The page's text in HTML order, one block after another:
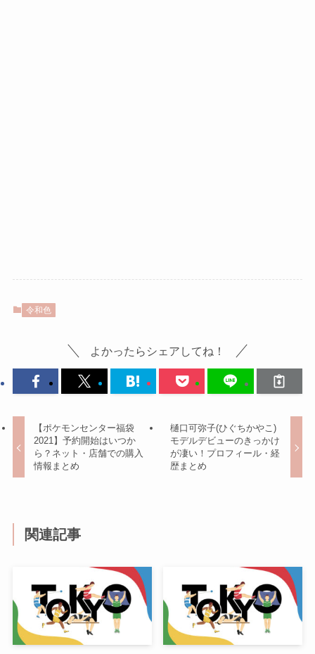
令和色
よかったらシェアしてね！
【ポケモンセンター福袋
2021】予約開始はいつか
ら？ネット・店舗での購入
情報まとめ
樋口可弥子(ひぐちかやこ)
モデルデビューのきっかけ
が凄い！プロフィール・経
歴まとめ
関連記事